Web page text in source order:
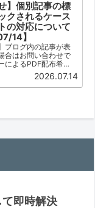
】個別記事の標
クされるケース
の対応について
14】
ブログ内の記事が表
合はお問い合わせで
によるPDF配布希
ください。ただし、
も可能ではありませ
2026.07.14
即時解決